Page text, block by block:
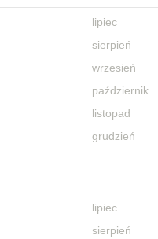
lipiec
sierpień
wrzesień
październik
listopad
grudzień
lipiec
sierpień